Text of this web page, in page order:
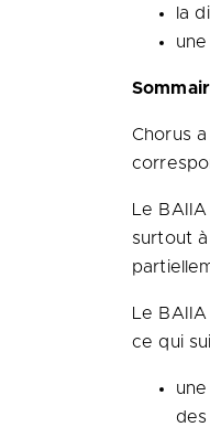
la
Chorus
Le
surtout
Le
ce qui